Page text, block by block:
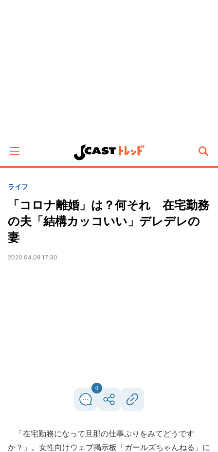
ライフ
「コロナ離婚」は？何それ 在宅勤務
の夫「結構カッコいい」デレデレの
妻
2020.04.09 17:30
0
「在宅勤務になって旦那の仕事ぶりをみてどうです
か？」。女性向けウェブ掲示板「ガールズちゃんねる」に